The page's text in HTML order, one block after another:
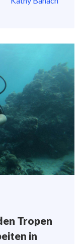
Tropen
in